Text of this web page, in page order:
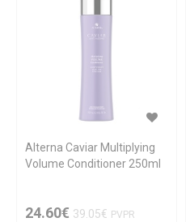
Alterna Caviar Multiplying
Volume Conditioner 250ml
24.60€ 39.05€ PVPR